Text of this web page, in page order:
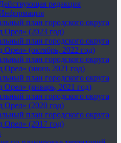
редакция
план городского округа
Орел» (2023 год)
план городского округа
Орел» (октябрь, 2022 год)
план городского округа
Орел» (июнь 2021 год)
план городского округа
Орел» (январь, 2021 год)
план городского округа
Орел» (2020 год)
план городского округа
Орел» (2017 год)